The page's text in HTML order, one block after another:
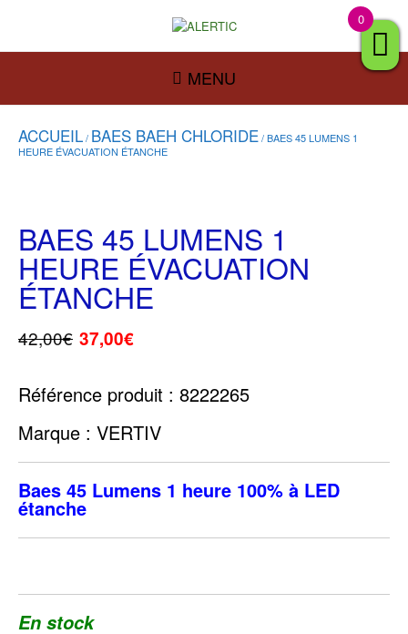
MENU
ACCUEIL/ BAES BAEH CHLORIDE/ BAES 45 LUMENS 1
HEURE ÉVACUATION ÉTANCHE
BAES 45 LUMENS 1
HEURE ÉVACUATION
ÉTANCHE
42,00€ 37,00€
Référence produit : 8222265
Marque : VERTIV
Baes 45 Lumens 1 heure 100% à LED
étanche
En stock
0